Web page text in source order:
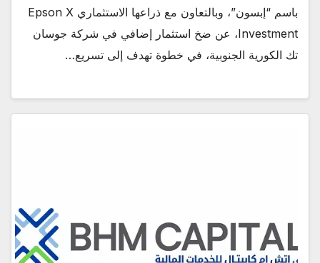
باسم “إبسون”، وبالتعاون مع ذراعها الاستثماري Epson X
Investment، عن ضخ استثمار إضافي في شركة جوسان
تك الكورية الجنوبية، في خطوة تهدف إلى تسريع…